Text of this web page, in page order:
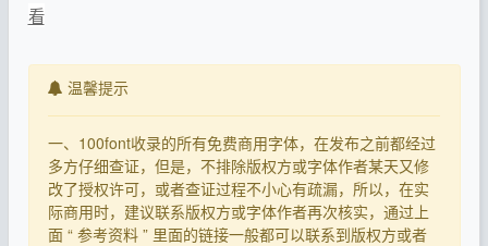
看
温馨提示
一、100font收录的所有免费商用字体，在发布之前都经过
多方仔细查证，但是，不排除版权方或字体作者某天又修
改了授权许可，或者查证过程不小心有疏漏，所以，在实
际商用时，建议联系版权方或字体作者再次核实，通过上
面 “ 参考资料 ” 里面的链接一般都可以联系到版权方或者